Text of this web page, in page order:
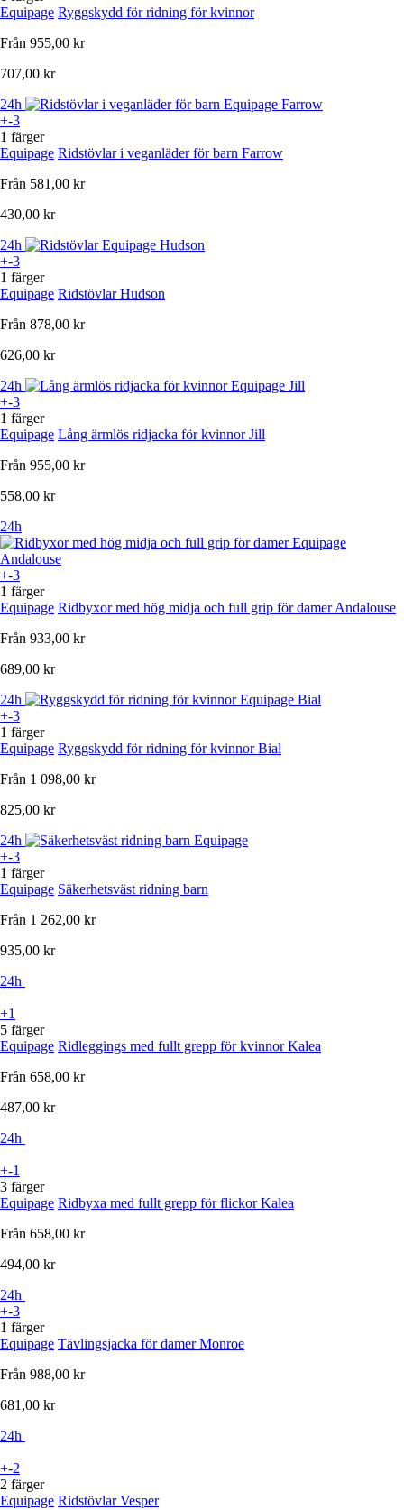
Equipage Ryggskydd för ridning för kvinnor
Från 955,00 kr
707,00 kr
24h
+-3
1 färger
Equipage Ridstövlar i veganläder för barn Farrow
Från 581,00 kr
430,00 kr
24h
+-3
1 färger
Equipage Ridstövlar Hudson
Från 878,00 kr
626,00 kr
24h
+-3
1 färger
Equipage Lång ärmlös ridjacka för kvinnor Jill
Från 955,00 kr
558,00 kr
24h
+-3
1 färger
Equipage Ridbyxor med hög midja och full grip för damer Andalouse
Från 933,00 kr
689,00 kr
24h
+-3
1 färger
Equipage Ryggskydd för ridning för kvinnor Bial
Från 1 098,00 kr
825,00 kr
24h
+-3
1 färger
Equipage Säkerhetsväst ridning barn
Från 1 262,00 kr
935,00 kr
24h
+1
5 färger
Equipage Ridleggings med fullt grepp för kvinnor Kalea
Från 658,00 kr
487,00 kr
24h
+-1
3 färger
Equipage Ridbyxa med fullt grepp för flickor Kalea
Från 658,00 kr
494,00 kr
24h
+-3
1 färger
Equipage Tävlingsjacka för damer Monroe
Från 988,00 kr
681,00 kr
24h
+-2
2 färger
Equipage Ridstövlar Vesper